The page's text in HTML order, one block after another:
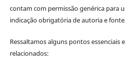
contam com permissão genérica para
indicação obrigatória de autoria e
Ressaltamos alguns pontos essenciais
relacionados: